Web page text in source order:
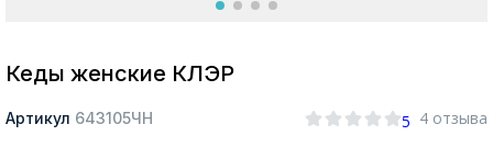
Кеды женские КЛЭР
Артикул 643105ЧН 5 4 отзыва